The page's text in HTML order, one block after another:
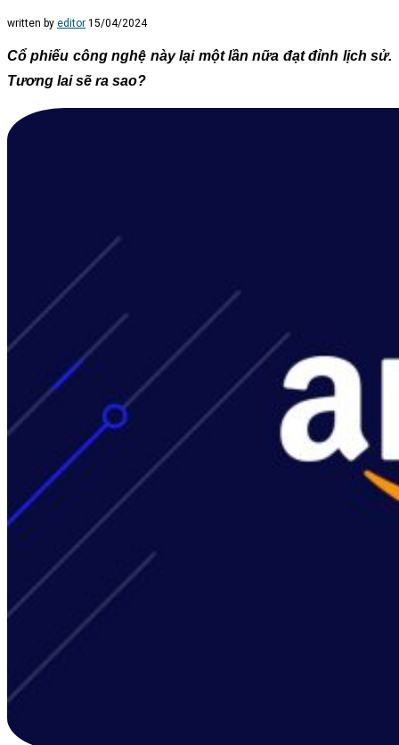
written by editor 15/04/2024
Cổ phiếu công nghệ này lại một lần nữa đạt đỉnh lịch sử.
Tương lai sẽ ra sao?